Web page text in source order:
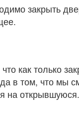
закрыть
как только
в том, что мы
на открывшуюся.